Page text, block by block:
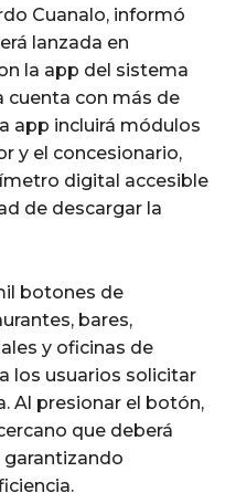
Cuanalo, informó
lanzada en
la app del sistema
cuenta con más de
app incluirá módulos
y el concesionario,
digital accesible
de descargar la
botones de
bares,
y oficinas de
los usuarios solicitar
Al presionar el botón,
que deberá
garantizando